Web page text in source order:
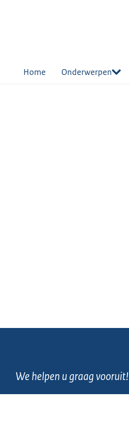
Home Onderwerpen
We helpen u graag vooruit!